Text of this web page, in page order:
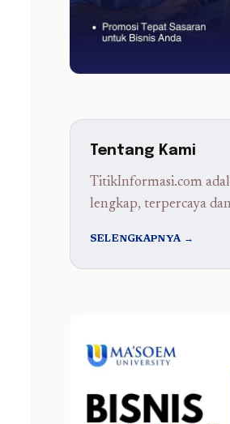
Tentang Kami
TitikInformasi.com
lengkap, terpercaya
SELENGKAPNYA →